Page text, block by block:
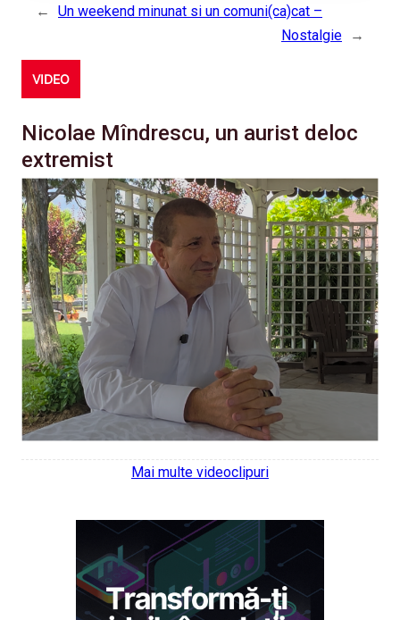
←
Un weekend minunat si un comuni(ca)cat –
Nostalgie
→
VIDEO
Nicolae Mîndrescu, un aurist deloc
extremist
Mai multe videoclipuri